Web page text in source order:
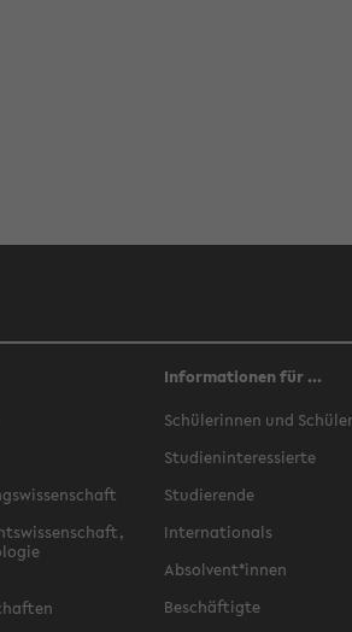
Informationen für ...
Schülerinnen und Schüler
Studieninteressierte
Studierende
Internationals
Absolvent*innen
Beschäftigte